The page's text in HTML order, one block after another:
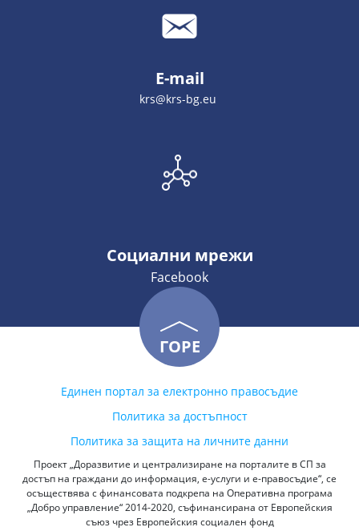
E-mail
krs@krs-bg.eu
Социални мрежи
Facebook
ГОРЕ
Единен портал за електронно правосъдие
Политика за достъпност
Политика за защита на личните данни
Проект „Доразвитие и централизиране на порталите в СП за
достъп на граждани до информация, е-услуги и е-правосъдие“, се
осъществява с финансовата подкрепа на Оперативна програма
„Добро управление“ 2014-2020, съфинансирана от Европейския
съюз чрез Европейския социален фонд